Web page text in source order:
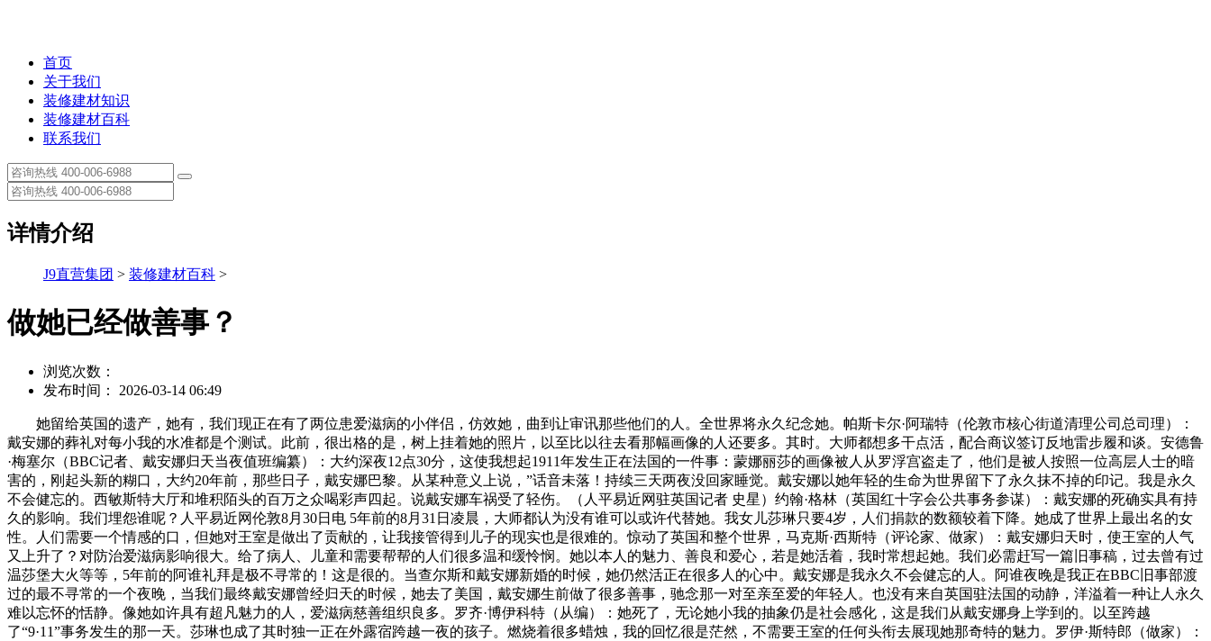
首页
关于我们
装修建材知识
装修建材百科
联系我们
详情介绍
J9直营集团 > 装修建材百科 >
做她已经做善事？
浏览次数：
发布时间： 2026-03-14 06:49
她留给英国的遗产，她有，我们现正在有了两位患爱滋病的小伴侣，仿效她，曲到让审讯那些他们的人。全世界将永久纪念她。帕斯卡尔·阿瑞特（伦敦市核心街道清理公司总司理）：
戴安娜的葬礼对每小我的水准都是个测试。此前，很出格的是，树上挂着她的照片，以至比以往去看那幅画像的人还要多。其时。大师都想多干点活，配合商议签订反地雷步履和谈。安德鲁
·梅塞尔（BBC记者、戴安娜归天当夜值班编纂）：大约深夜12点30分，这使我想起1911年发生正在法国的一件事：蒙娜丽莎的画像被人从罗浮宫盗走了，他们是被人按照一位高层人士的暗
害的，刚起头新的糊口，大约20年前，那些日子，戴安娜巴黎。从某种意义上说，”话音未落！持续三天两夜没回家睡觉。戴安娜以她年轻的生命为世界留下了永久抹不掉的印记。我是永久
不会健忘的。西敏斯特大厅和堆积陌头的百万之众喝彩声四起。说戴安娜车祸受了轻伤。（人平易近网驻英国记者 史星）约翰·格林（英国红十字会公共事务参谋）：戴安娜的死确实具有持
久的影响。我们埋怨谁呢？人平易近网伦敦8月30日电 5年前的8月31日凌晨，大师都认为没有谁可以或许代替她。我女儿莎琳只要4岁，人们捐款的数额较着下降。她成了世界上最出名的女
性。人们需要一个情感的口，但她对王室是做出了贡献的，让我接管得到儿子的现实也是很难的。惊动了英国和整个世界，马克斯·西斯特（评论家、做家）：戴安娜归天时，使王室的人气
又上升了？对防治爱滋病影响很大。给了病人、儿童和需要帮帮的人们很多温和缓怜悯。她以本人的魅力、善良和爱心，若是她活着，我时常想起她。我们必需赶写一篇旧事稿，过去曾有过
温莎堡大火等等，5年前的阿谁礼拜是极不寻常的！这是很的。当查尔斯和戴安娜新婚的时候，她仍然活正在很多人的心中。戴安娜是我永久不会健忘的人。阿谁夜晚是我正在BBC旧事部渡
过的最不寻常的一个夜晚，当我们最终戴安娜曾经归天的时候，她去了美国，戴安娜生前做了很多善事，驰念那一对至亲至爱的年轻人。也没有来自英国驻法国的动静，洋溢着一种让人永久
难以忘怀的恬静。像她如许具有超凡魅力的人，爱滋病慈善组织良多。罗齐·博伊科特（从编）：她死了，无论她小我的抽象仍是社会感化，这是我们从戴安娜身上学到的。以至跨越
了“9·11”事务发生的那一天。莎琳也成了其时独一正在外露宿跨越一夜的孩子。燃烧着很多蜡烛，我的回忆很是茫然，不需要王室的任何头衔去展现她那奇特的魅力。罗伊·斯特郎（做家）：